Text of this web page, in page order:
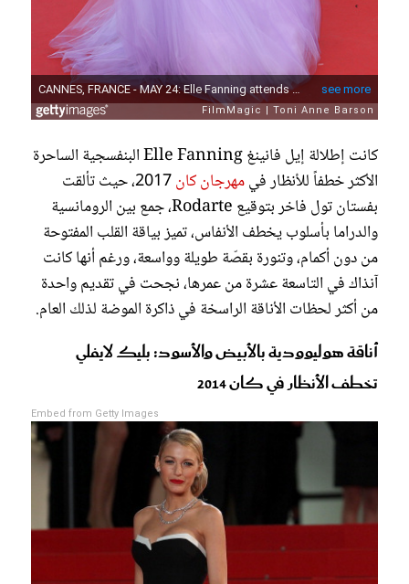
كانت إطلالة إيل فانينغ Elle Fanning البنفسجية الساحرة
الأكثر خطفاً للأنظار فيمهرجان كان
2017، حيث تألقت
بفستان تول فاخر بتوقيع Rodarte، جمع بين الرومانسية
والدراما بأسلوب يخطف الأنفاس، تميز بياقة القلب المفتوحة
من دون أكمام، وتنورة بقصّة طويلة وواسعة، ورغم أنها كانت
آنذاك في التاسعة عشرة من عمرها، نجحت في تقديم واحدة
من أكثر لحظات الأناقة الراسخة في ذاكرة الموضة لذلك العام.
أناقة هوليوودية بالأبيض والأسود: بليك لايفلي
تخطف الأنظار في كان 2014
Embed from Getty Images